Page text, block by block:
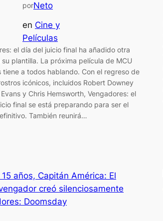
porNeto
en Cine y
Películas
el día del juicio final ha añadido otra
su plantilla. La próxima película de MCU
tiene a todos hablando. Con el regreso de
icónicos, incluidos Robert Downey
y Chris Hemsworth, Vengadores: el
final se está preparando para ser el
También reunirá…